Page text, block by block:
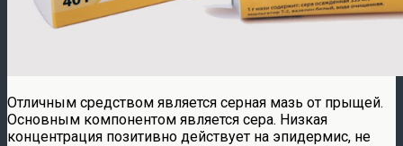
Отличным средством является серная мазь от прыщей.
Основным компонентом является сера. Низкая
концентрация позитивно действует на эпидермис, не